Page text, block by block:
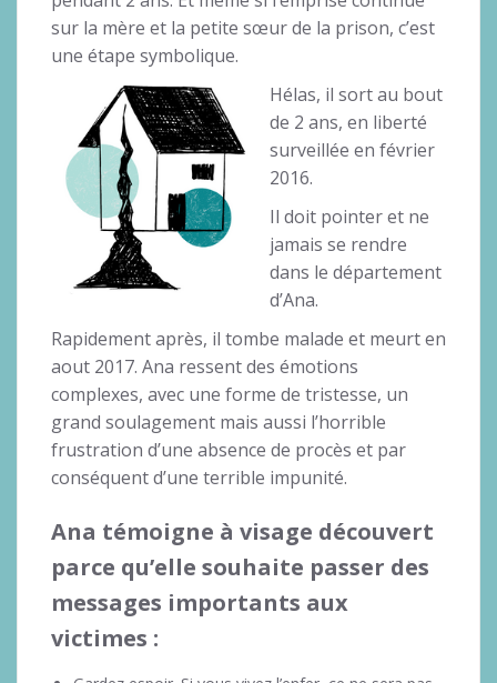
sur la mère et la petite sœur de la prison, c’est
une étape symbolique.
Hélas, il sort au bout
de 2 ans, en liberté
surveillée en février
2016.
Il doit pointer et ne
jamais se rendre
dans le département
d’Ana.
Rapidement après, il tombe malade et meurt en
aout 2017. Ana ressent des émotions
complexes, avec une forme de tristesse, un
grand soulagement mais aussi l’horrible
frustration d’une absence de procès et par
conséquent d’une terrible impunité.
Ana témoigne à visage découvert
parce qu’elle souhaite passer des
messages importants aux
victimes :